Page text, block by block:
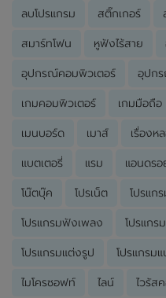
ลบโปรแกรม สติ๊กเกอร์
สมาร์ทโฟน หูฟังไร้สาย
อุปกรณ์คอมพิวเตอร์ อุปก
เกมคอมพิวเตอร์ เกมมือถือ
เมนบอร์ด เมาส์ เรื่องห
แบตเตอรี่ แรม แอนดร
โน๊ตบุ๊ค โปรเน็ต โปรแก
โปรแกรมฟังเพลง โปรแกร
โปรแกรมแต่งรูป โปรแกรม
ไมโครซอฟท์ ไลน์ ไวรัส